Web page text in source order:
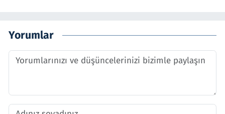
Yorumlar